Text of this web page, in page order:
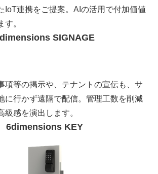
IoT連携をご提案。AIの活用で付加価値
。
SIGNAGE
項等の掲示や、テナントの宣伝も、サ
に行かず遠隔で配信。管理工数を削減
級感を演出します。
6dimensions KEY